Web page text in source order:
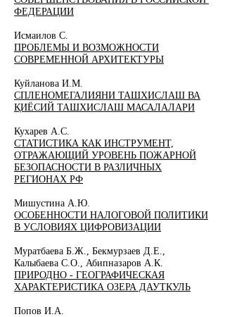
ФЕДЕРАЦИИ
Исмаилов С.
ПРОБЛЕМЫ И ВОЗМОЖНОСТИ
СОВРЕМЕННОЙ АРХИТЕКТУРЫ
Куйланова И.М.​
СПЛЕНОМЕГАЛИЯНИ ТАШХИСЛАШ ВА
ҚИЁСИЙ ТАШХИСЛАШ МАСАЛАЛАРИ
Кухарев А.С.
СТАТИСТИКА КАК ИНСТРУМЕНТ,
ОТРАЖАЮЩИЙ УРОВЕНЬ ПОЖАРНОЙ
БЕЗОПАСНОСТИ В РАЗЛИЧНЫХ
РЕГИОНАХ РФ
Мишустина А.Ю.
ОСОБЕННОСТИ НАЛОГОВОЙ ПОЛИТИКИ
В УСЛОВИЯХ ЦИФРОВИЗАЦИИ
Муратбаева Б.Ж., Бекмурзаев Д.Е.,
Калыбаева С.О., Абипназаров А.К.
ПРИРОДНО - ГЕОГРАФИЧЕСКАЯ
ХАРАКТЕРИСТИКА ОЗЕРА ДАУТКУЛЬ
Попов И.А.